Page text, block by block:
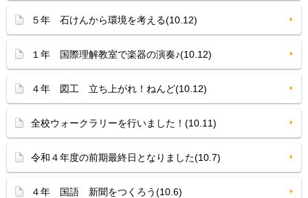
５年 石けんから環境を考える(10.12)
１年 国際理解教室で楽器の演奏♪(10.12)
４年 図工 立ち上がれ！ねんど(10.12)
全校ウォークラリーを行いました！(10.11)
令和４年度の前期最終日となりました(10.7)
４年 国語 新聞をつくろう(10.6)